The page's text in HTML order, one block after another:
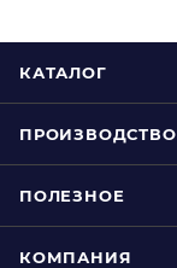
КАТАЛОГ
ПРОИЗВОДСТВО
ПОЛЕЗНОЕ
КОМПАНИЯ